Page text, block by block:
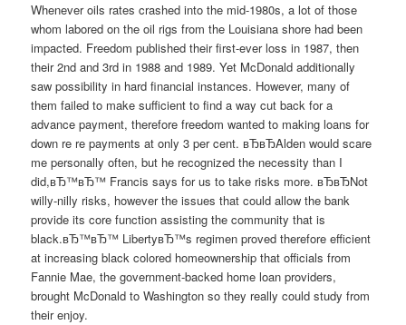
Whenever oils rates crashed into the mid-1980s, a lot of those
whom labored on the oil rigs from the Louisiana shore had been
impacted. Freedom published their first-ever loss in 1987, then
their 2nd and 3rd in 1988 and 1989. Yet McDonald additionally
saw possibility in hard financial instances. However, many of
them failed to make sufficient to find a way cut back for a
advance payment, therefore freedom wanted to making loans for
down re re payments at only 3 per cent. вЂвЂAlden would scare
me personally often, but he recognized the necessity than I
did,вЂ™вЂ™ Francis says for us to take risks more. вЂвЂNot
willy-nilly risks, however the issues that could allow the bank
provide its core function assisting the community that is
black.вЂ™вЂ™ LibertyвЂ™s regimen proved therefore efficient
at increasing black colored homeownership that officials from
Fannie Mae, the government-backed home loan providers,
brought McDonald to Washington so they really could study from
their enjoy.